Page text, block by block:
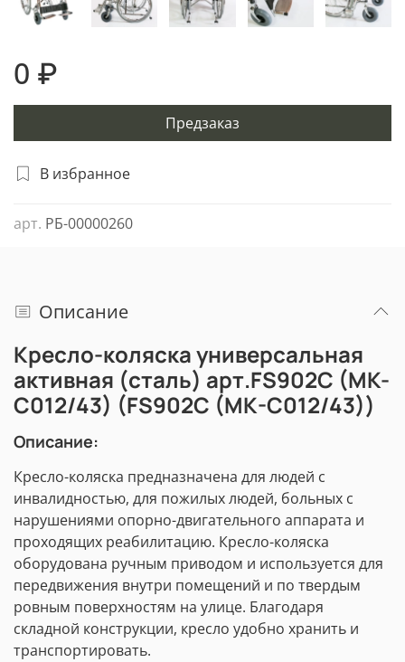
В избранное
арт. РБ-00000260
0 ₽
Предзаказ
Описание
Кресло-коляска универсальная
активная (сталь) арт.FS902C (MK-
C012/43) (FS902C (MK-C012/43))
Описание:
Кресло-коляска предназначена для людей с
инвалидностью, для пожилых людей, больных с
нарушениями опорно-двигательного аппарата и
проходящих реабилитацию. Кресло-коляска
оборудована ручным приводом и используется для
передвижения внутри помещений и по твердым
ровным поверхностям на улице. Благодаря
складной конструкции, кресло удобно хранить и
транспортировать.